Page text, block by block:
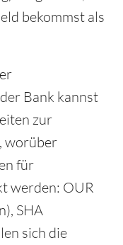
bekommst als
Bank kannst
zur
worüber
für
werden: OUR
SHA
sich die